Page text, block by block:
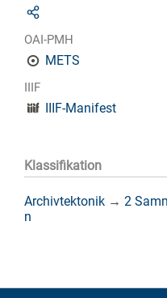
OAI-PMH
METS
IIIF
IIIF-Manifest
Klassifikation
Archivtektonik → 2
n